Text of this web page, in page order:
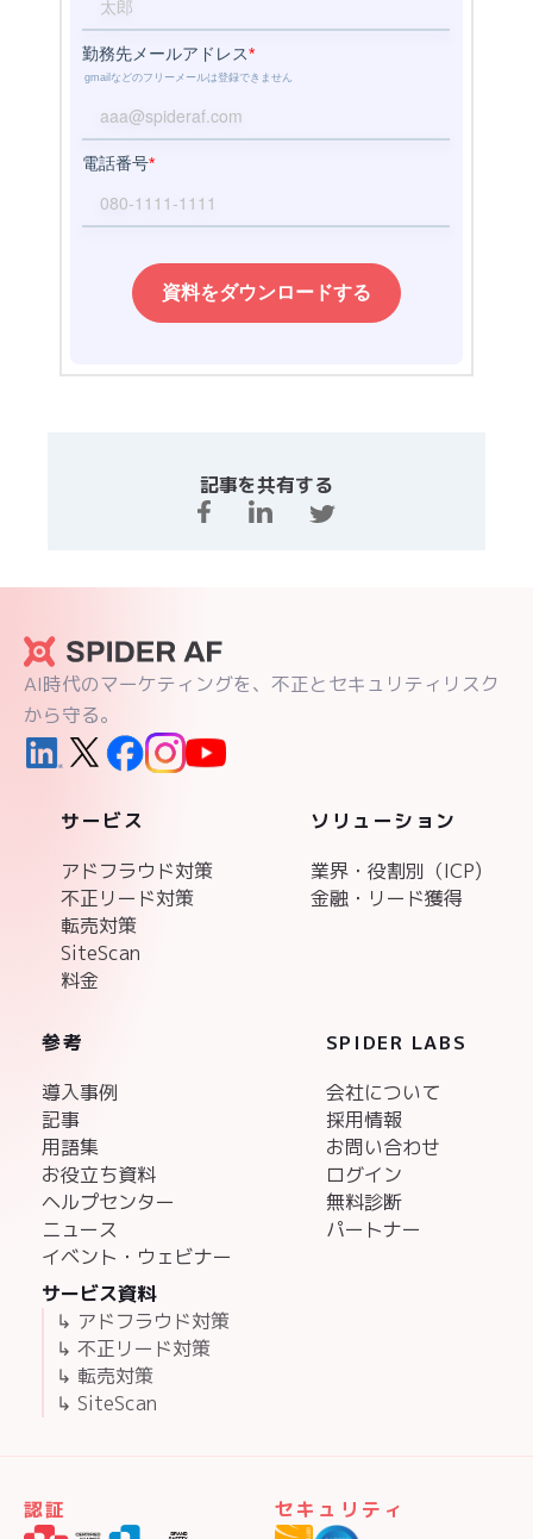
記事を共有する
AI時代のマーケティングを、不正とセキュリティリスク
から守る。
サービス
アドフラウド対策
不正リード対策
転売対策
SiteScan
料金
ソリューション
業界・役割別（ICP)
金融・リード獲得
参考
導入事例
記事
用語集
お役立ち資料
ヘルプセンター
ニュース
イベント・ウェビナー
サービス資料
↳ アドフラウド対策
↳ 不正リード対策
↳ 転売対策
↳ SiteScan
SPIDER LABS
会社について
採用情報
お問い合わせ
ログイン
無料診断
パートナー
認証 セキュリティ